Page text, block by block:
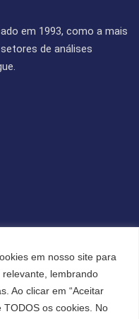
em nosso site para
lembrando
Ao clicar em “Aceitar
TODOS os cookies. No
em 1993, como a mais
de análises